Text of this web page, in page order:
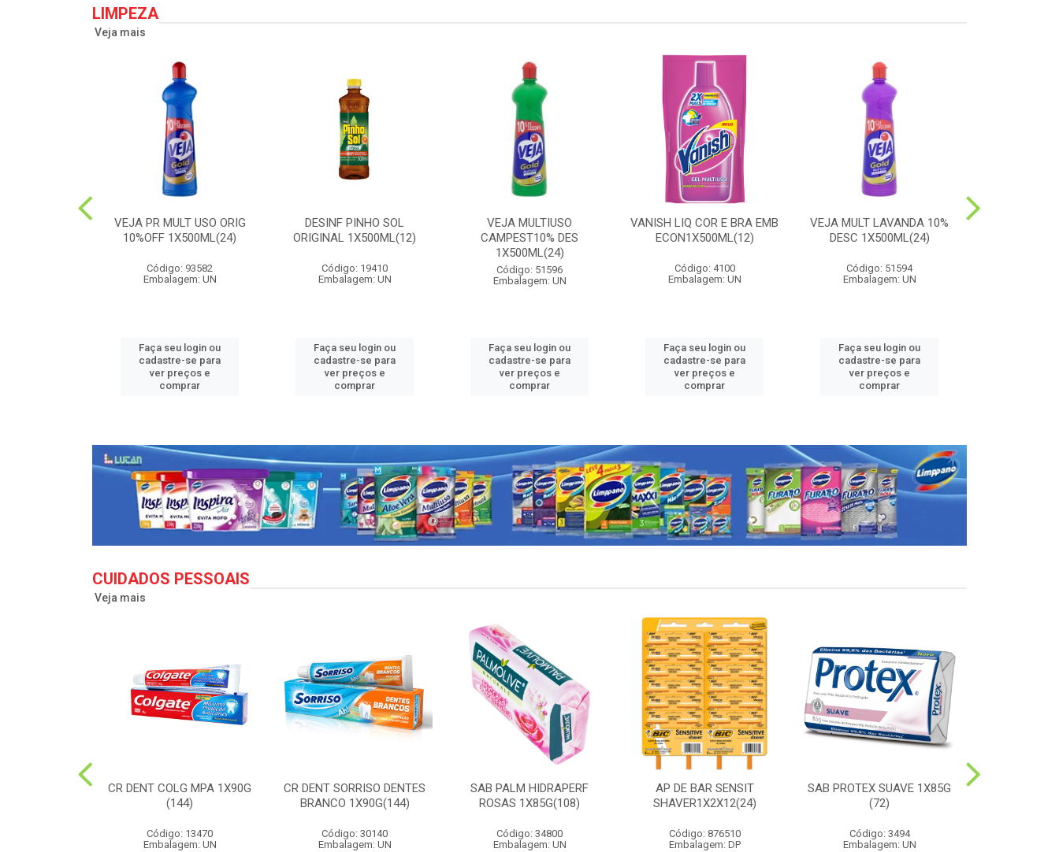
LIMPEZA
Veja mais
VEJA PR MULT USO ORIG
10%OFF 1X500ML(24)
Código: 93582
Embalagem: UN
Faça seu login ou
cadastre-se para
ver preços e
comprar
DESINF PINHO SOL
ORIGINAL 1X500ML(12)
Código: 19410
Embalagem: UN
Faça seu login ou
cadastre-se para
ver preços e
comprar
VEJA MULTIUSO
CAMPEST10% DES
1X500ML(24)
Código: 51596
Embalagem: UN
Faça seu login ou
cadastre-se para
ver preços e
comprar
VANISH LIQ COR E BRA EMB
ECON1X500ML(12)
Código: 4100
Embalagem: UN
Faça seu login ou
cadastre-se para
ver preços e
comprar
VEJA MULT LAVANDA 10%
DESC 1X500ML(24)
Código: 51594
Embalagem: UN
Faça seu login ou
cadastre-se para
ver preços e
comprar
CUIDADOS PESSOAIS
Veja mais
CR DENT COLG MPA 1X90G
(144)
Código: 13470
Embalagem: UN
CR DENT SORRISO DENTES
BRANCO 1X90G(144)
Código: 30140
Embalagem: UN
SAB PALM HIDRAPERF
ROSAS 1X85G(108)
Código: 34800
Embalagem: UN
AP DE BAR SENSIT
SHAVER1X2X12(24)
Código: 876510
Embalagem: DP
SAB PROTEX SUAVE 1X85G
(72)
Código: 3494
Embalagem: UN